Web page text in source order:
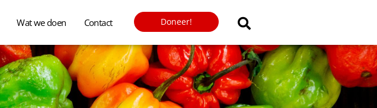
Wat we doen Contact Doneer!